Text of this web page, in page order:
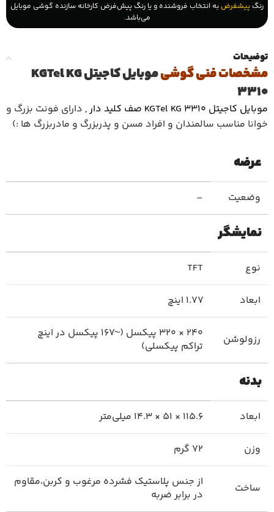
رنگ پیشفرض به انتخاب فروشنده و یا رنگ پیش‌فرض کارخانه سازنده گوشی موبایل
می‌باشد.
توضیحات
مشخصات فنی گوشی
موبایل کاجیتل KGTel KG
3310
موبایل کاجیتل KGTel KG 3310 صف کلید دار ,
دارای فونت بزرگ و
خوانا مناسب سالمندان و افراد مسن و پدربزرگ و مادربزرگ ها :)
عرضه
وضعیت –
نمایشگر
نوع TFT
ابعاد 1.77 اینچ
رزولوشن
240 × 320 پیکسل (~167 پیکسل در اینچ
تراکم پیکسلی)
بدنه
ابعاد 115.6 × 51 × 14.3 میلی‌متر
وزن 72 گرم
ساخت
از جنس پلاستیک فشرده مرغوب و کربن،مقاوم
در برابر ضربه